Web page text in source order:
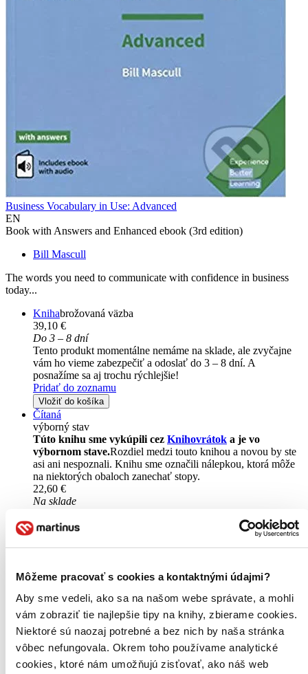
Môžeme pracovať s cookies a kontaktnými údajmi?
Aby sme vedeli, ako sa na našom webe správate, a mohli
vám zobraziť tie najlepšie tipy na knihy, zbierame cookies.
Niektoré sú naozaj potrebné a bez nich by naša stránka
vôbec nefungovala. Okrem toho používame analytické
cookies, ktoré nám umožňujú zisťovať, ako náš web
Business Vocabulary in Use: Advanced
EN
Book with Answers and Enhanced ebook (3rd edition)
Bill Mascull
The words you need to communicate with confidence in business
today...
Knihabrožovaná väzba
39,10 €
Do 3 – 8 dní
Tento produkt momentálne nemáme na sklade, ale zvyčajne
vám ho vieme zabezpečiť a odoslať do 3 – 8 dní. A
posnažíme sa aj trochu rýchlejšie!
Pridať do zoznamu
Vložiť do košíka
Čítaná
výborný stav
Túto knihu sme vykúpili cez Knihovrátok a je vo
výbornom stave.Rozdiel medzi touto knihou a novou by ste
asi ani nespoznali. Knihu sme označili nálepkou, ktorá môže
na niektorých obaloch zanechať stopy.
22,60 €
Na sklade
iba posledné kusy a ďalšie už nemá ani distribútor, preto je
možné, že bude onedlho úplne vypredaný. Ak ho chcete mať,
ponáhľajte sa!